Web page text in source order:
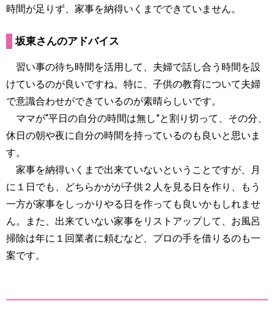
時間が足りず、家事を納得いくまでできていません。
坂東さんのアドバイス
習い事の待ち時間を活用して、夫婦で話し合う時間を設
けているのが良いですね。特に、子供の教育について夫婦
で意識合わせができているのが素晴らしいです。
ママが“平日の自分の時間は無し”と割り切って、その分、
休日の朝や夜に自分の時間を持っているのも良いと思いま
す。
家事を納得いくまで出来ていないということですが、月
に１日でも、どちらかがが子供２人を見る日を作り、もう
一方が家事をしっかりやる日を作っても良いかもしれませ
ん。また、出来ていない家事をリストアップして、お風呂
掃除は年に１回業者に頼むなど、プロの手を借りるのも一
案です。